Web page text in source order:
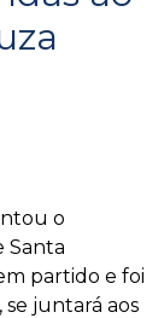
o
Santa
partido e foi
se juntará aos